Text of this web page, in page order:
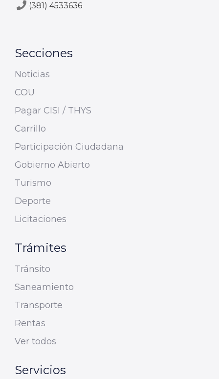
(381) 4533636
Secciones
Noticias
COU
Pagar CISI / THYS
Carrillo
Participación Ciudadana
Gobierno Abierto
Turismo
Deporte
Licitaciones
Trámites
Tránsito
Saneamiento
Transporte
Rentas
Ver todos
Servicios